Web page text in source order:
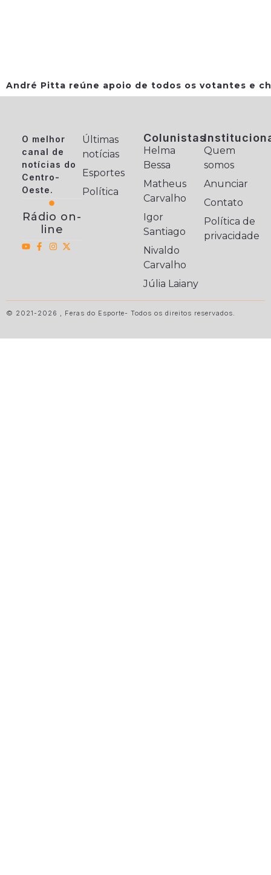
André Pitta reúne apoio de todos os votantes e
O melhor
canal de
notícias do
Centro-
Oeste.
Rádio on-
line
Últimas
notícias
Esportes
Política
Colunistas
Helma
Bessa
Matheus
Carvalho
Igor
Santiago
Nivaldo
Carvalho
Júlia Laiany
Quem
somos
Anunciar
Contato
Política de
privacidade
© 2021-2026 , Feras do Esporte- Todos os direitos reservados.